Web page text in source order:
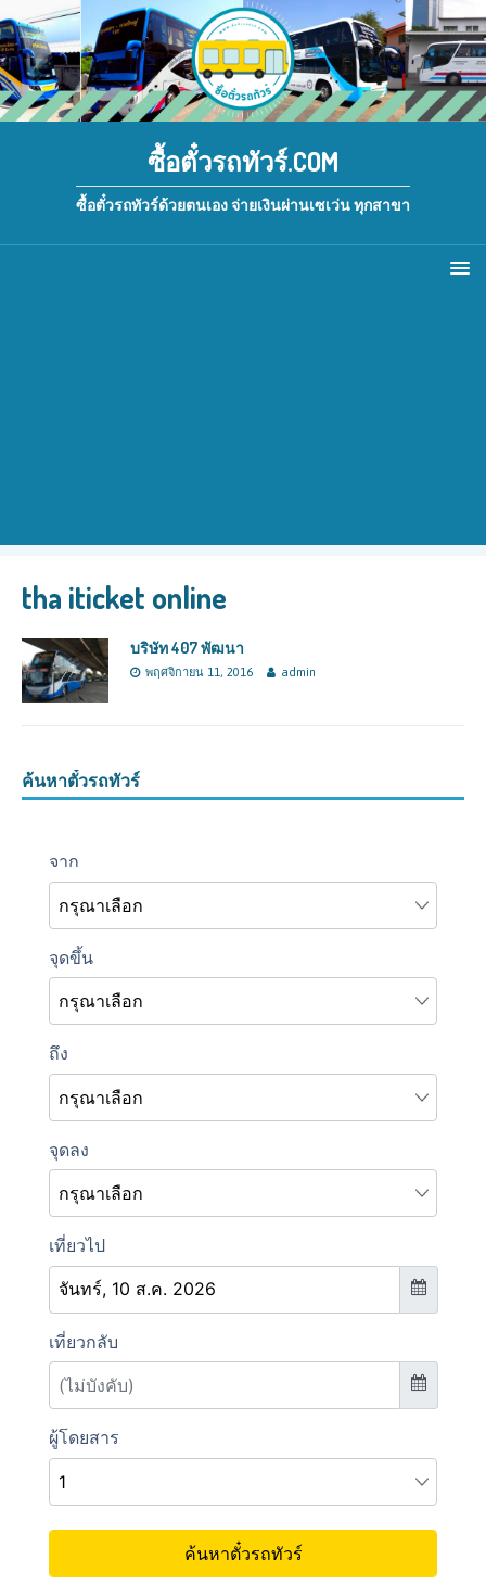
ซื้อตั๋วรถทัวร์.COM
ซื้อตั๋วรถทัวร์ด้วยตนเอง จ่ายเงินผ่านเซเว่น ทุกสาขา
tha iticket online
บริษัท 407 พัฒนา
พฤศจิกายน 11, 2016 admin
ค้นหาตั๋วรถทัวร์